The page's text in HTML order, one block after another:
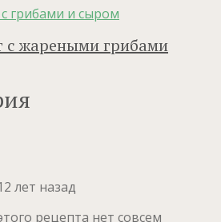
с жареными грибами
лет назад
рецепта нет совсем